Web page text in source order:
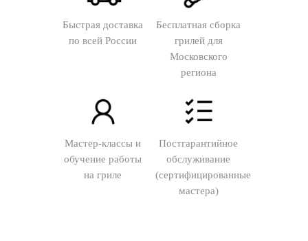
Быстрая доставка
по всей России
Бесплатная сборка
грилей для
Московского
региона
Мастер-классы и
обучение работы
на гриле
Постгарантийное
обслуживание
(сертифицированные
мастера)